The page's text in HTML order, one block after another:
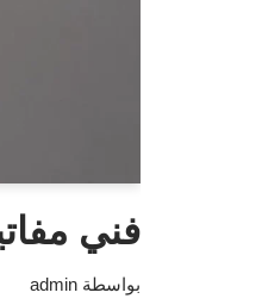
فني
بواسطة admin